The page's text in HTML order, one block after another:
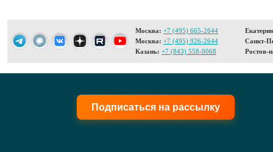
Москва: +7 (495) 665-2644
Москва: +7 (495) 926-2644
Казань: +7 (843) 558-0068
Санкт-
Ростов-
Подписаться на рассылку